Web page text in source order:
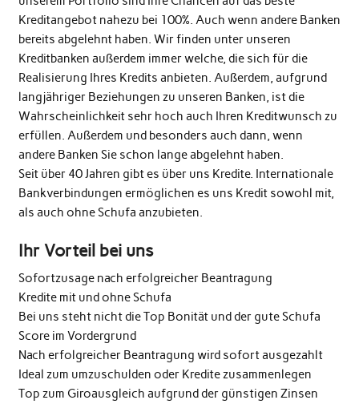
Kreditangebot nahezu bei 100%. Auch wenn andere Banken
bereits abgelehnt haben. Wir finden unter unseren
Kreditbanken außerdem immer welche, die sich für die
Realisierung Ihres Kredits anbieten. Außerdem, aufgrund
langjähriger Beziehungen zu unseren Banken, ist die
Wahrscheinlichkeit sehr hoch auch Ihren Kreditwunsch zu
erfüllen. Außerdem und besonders auch dann, wenn
andere Banken Sie schon lange abgelehnt haben.
Seit über 40 Jahren gibt es über uns Kredite. Internationale
Bankverbindungen ermöglichen es uns Kredit sowohl mit,
als auch ohne Schufa anzubieten.
Ihr Vorteil bei uns
Sofortzusage nach erfolgreicher Beantragung
Kredite mit und ohne Schufa
Bei uns steht nicht die Top Bonität und der gute Schufa
Score im Vordergrund
Nach erfolgreicher Beantragung wird sofort ausgezahlt
Ideal zum umzuschulden oder Kredite zusammenlegen
Top zum Giroausgleich aufgrund der günstigen Zinsen